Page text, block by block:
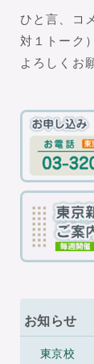
ひと言、コ
対１トーク
よろしくお
お知らせ
東京校